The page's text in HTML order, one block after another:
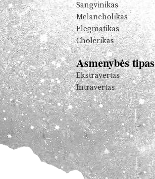
Sangvinikas
Melancholikas
Flegmatikas
Cholerikas
Asmenybės tipas
Ekstravertas
Intravertas